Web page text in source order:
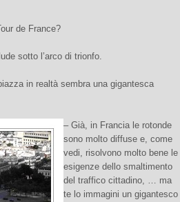
de France?
sotto l’arco di trionfo.
in realtà sembra una gigantesca
– Già, in Francia le rotonde
sono molto diffuse e, come
vedi, risolvono molto bene le
esigenze dello smaltimento
del traffico cittadino, … ma
te lo immagini un gigantesco